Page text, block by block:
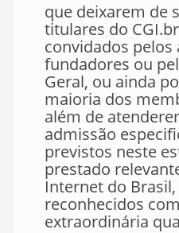
que deixarem de
titulares do
convidados pelos
fundadores ou
Geral, ou ainda
maioria dos
além de
admissão
previstos neste
prestado
Internet do
reconhecidos
extraordinária